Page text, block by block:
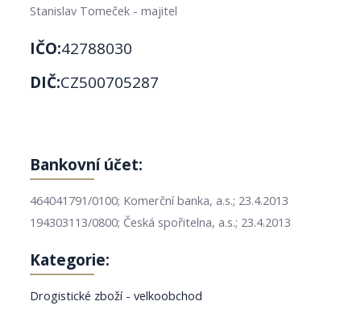
Stanislav Tomeček - majitel
IČO:42788030
DIČ:CZ500705287
Bankovní účet:
464041791/0100; Komerční banka, a.s.; 23.4.2013
194303113/0800; Česká spořitelna, a.s.; 23.4.2013
Kategorie:
Drogistické zboží - velkoobchod